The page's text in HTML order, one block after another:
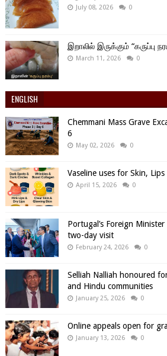
July 08, 2026 0
இறாலில் இருக்கும் “கருப்பு
March 11, 2026 0
ENGLISH
Chemmani Mass Grave
6
May 02, 2026 0
Vaseline uses for Skin,
April 15, 2026 0
Portugal’s Foreign
two-day visit
February 24, 2026 0
Selliah Nalliah honoured
and Hindu communities
January 25, 2026 0
Online appeals open for
January 13, 2026 0